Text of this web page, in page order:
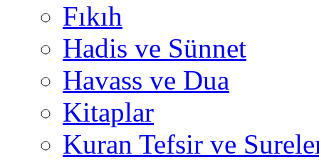
Fıkıh
Hadis ve Sünnet
Havass ve Dua
Kitaplar
Kuran Tefsir ve